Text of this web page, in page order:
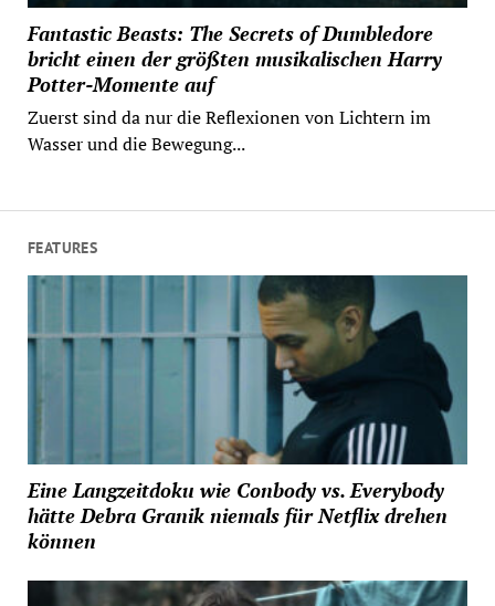
Fantastic Beasts: The Secrets of Dumbledore
bricht einen der größten musikalischen Harry
Potter-Momente auf
Zuerst sind da nur die Reflexionen von Lichtern im
Wasser und die Bewegung...
FEATURES
Eine Langzeitdoku wie Conbody vs. Everybody
hätte Debra Granik niemals für Netflix drehen
können